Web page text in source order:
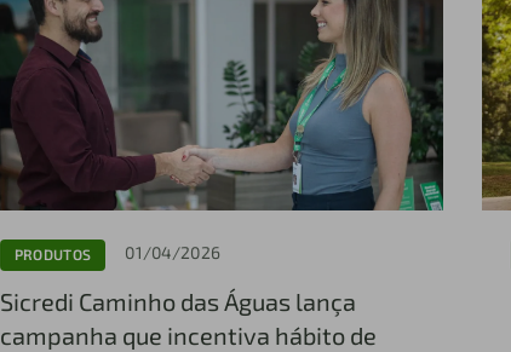
PRODUTOS 01/04/2026
Sicredi Caminho das Águas lança
campanha que incentiva hábito de